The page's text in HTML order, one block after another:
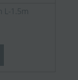
L-1.5m